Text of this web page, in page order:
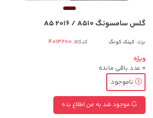
گلس سامسونگ A5 2016 / A510
برند: کینک کونگ کدکالا:
ویژه
0 عدد باقی مانده
ناموجود
موجود شد به من اطلاع بده